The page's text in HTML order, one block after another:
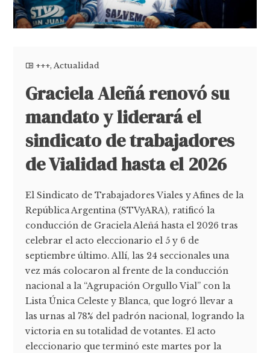
+++,Actualidad
Graciela Aleñá renovó su
mandato y liderará el
sindicato de trabajadores
de Vialidad hasta el 2026
El Sindicato de Trabajadores Viales y Afines de la
República Argentina (STVyARA), ratificó la
conducción de Graciela Aleñá hasta el 2026 tras
celebrar el acto eleccionario el 5 y 6 de
septiembre último. Allí, las 24 seccionales una
vez más colocaron al frente de la conducción
nacional a la “Agrupación Orgullo Vial” con la
Lista Única Celeste y Blanca, que logró llevar a
las urnas al 78% del padrón nacional, logrando la
victoria en su totalidad de votantes. El acto
eleccionario que terminó este martes por la